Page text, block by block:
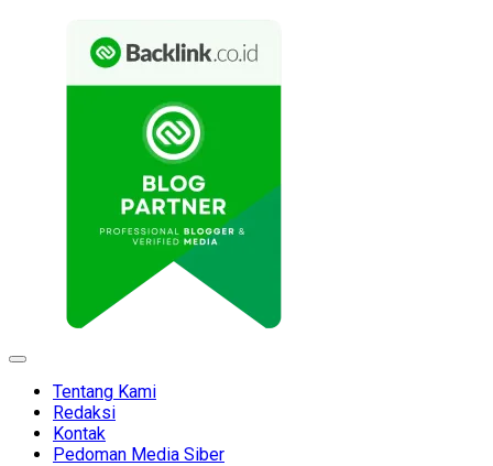
Expand
Tentang Kami
Redaksi
Kontak
Pedoman Media Siber